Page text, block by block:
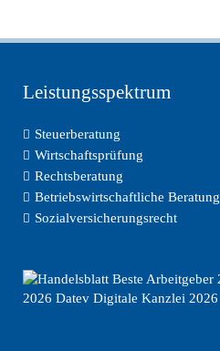
Leistungsspektrum
Steuerberatung
Wirtschaftsprüfung
Rechtsberatung
Betriebswirtschaftliche Beratung
Sozialversicherungsrecht